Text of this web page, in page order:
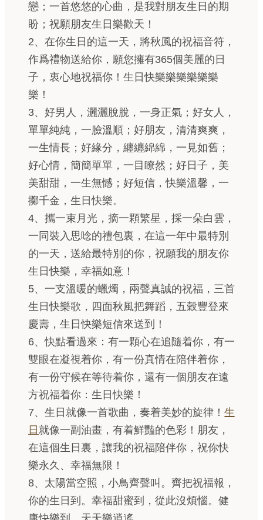
戀；一首悠悠的心曲，是我對朋友生日的期
盼；祝願朋友生日樂歡天！
2、在你生日的這一天，將秋風的祝福音符，
作爲禮物送給你，願您擁有365個美麗的日
子，衷心地祝福你！生日快樂樂樂樂樂樂
樂！
3、好男人，灑灑脫脫，一身正氣；好女人，
單單純純，一臉溫順；好朋友，清清爽爽，
一生情長；好緣分，纏纏綿綿，一見如舊；
好心情，簡簡單單，一目瞭然；好日子，美
美甜甜，一生無憾；好短信，快樂溫馨，一
擲千金，生日快樂。
4、攜一束月光，摘一顆繁星，採一朵白雲，
一同裝入思唸的禮包裏，在這一年中最特別
的一天，送給最特別的你，祝願我的朋友你
生日快樂，幸福如意！
5、一支溫暖的蠟燭，兩聲真誠的祝福，三首
生日快樂歌，四面秋風把舞蹈，五穀豐登來
慶壽，生日快樂短信來送到！
6、快點看過來：有一顆心在追隨着你，有一
雙眼在凝視着你，有一份真情在陪伴着你，
有一份守候在等待着你，還有一個朋友在遠
方祝福着你：生日快樂！
7、生日就像一首歌曲，奏着美妙的旋律！ 生
日 就像一副油畫，有着鮮豔的色彩！朋友，
在這個生日裏，讓我的祝福陪伴你，祝你快
樂永久、幸福無限！
8、太陽當空照，小鳥齊聲叫。齊把祝福報，
你的生日到。幸福甜蜜到，從此沒煩惱。健